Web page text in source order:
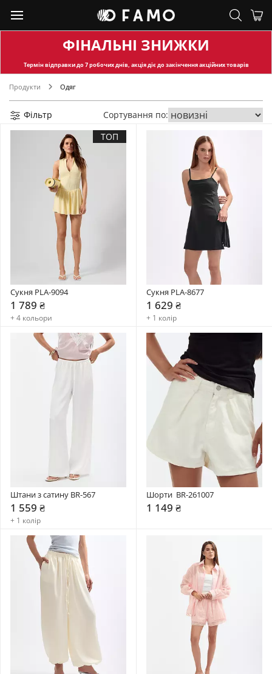
ФІНАЛЬНІ ЗНИЖКИ
Термін відправкидо 7 робочих днів, акція діє до закінчення акційних товарів
Продукти Одяг
Фільтр
Сортування по:
ТОП
Сукня PLA-9094
1 789 ₴
+ 4 кольори
Сукня PLA-8677
1 629 ₴
+ 1 колір
Штани з сатину BR-567
1 559 ₴
+ 1 колір
Шорти  BR-261007
1 149 ₴